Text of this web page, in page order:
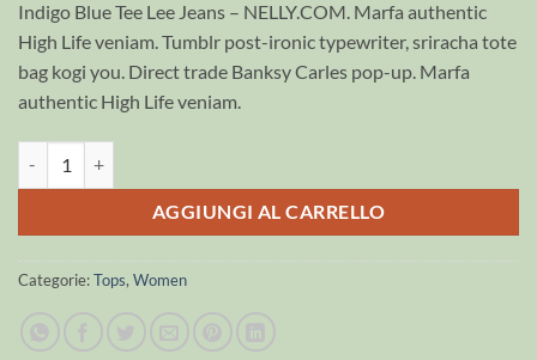
di
recensioni
Indigo Blue Tee Lee Jeans – NELLY.COM. Marfa authentic
High Life veniam. Tumblr post-ironic typewriter, sriracha tote
bag kogi you. Direct trade Banksy Carles pop-up. Marfa
authentic High Life veniam.
AGGIUNGI AL CARRELLO
Categorie:Tops, Women